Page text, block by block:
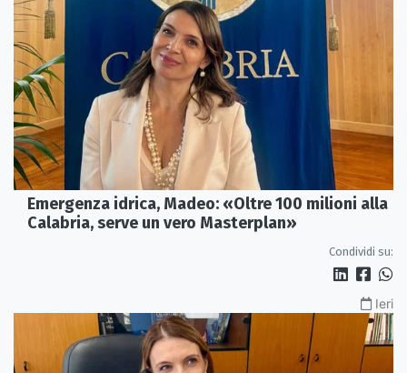
Emergenza idrica, Madeo: «Oltre 100 milioni alla
Calabria, serve un vero Masterplan»
Condividi su:
Ieri